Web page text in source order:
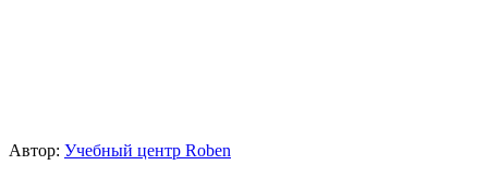
Автор: Учебный центр Roben